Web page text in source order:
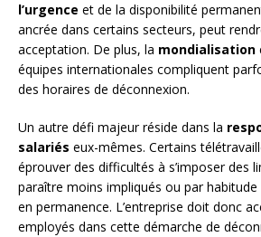
l’urgence et de la disponibilité
ancrée dans certains secteurs, peut
acceptation. De plus, la mondialisation
équipes internationales compliquent
des horaires de déconnexion.
Un autre défi majeur réside dans la
salariés eux-mêmes. Certains
éprouver des difficultés à s’imposer des
paraître moins impliqués ou par
en permanence. L’entreprise doit donc
employés dans cette démarche de